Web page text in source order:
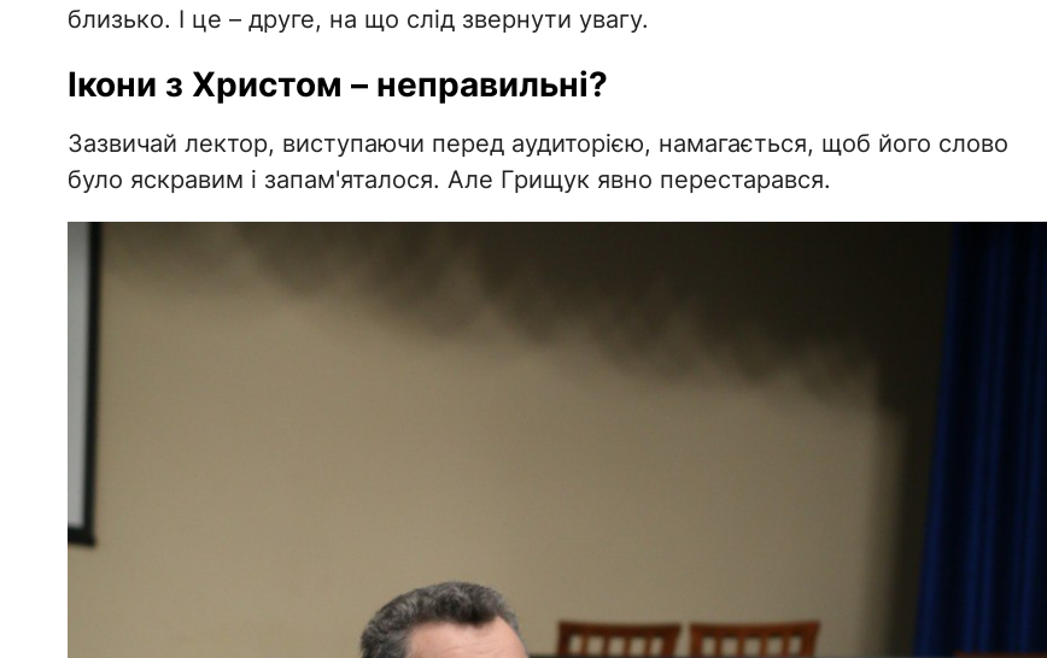
близько. І це – друге, на що слід звернути увагу.
Ікони з Христом – неправильні?
Зазвичай лектор, виступаючи перед аудиторією, намагається, щоб його слово
було яскравим і запам'яталося. Але Грищук явно перестарався.